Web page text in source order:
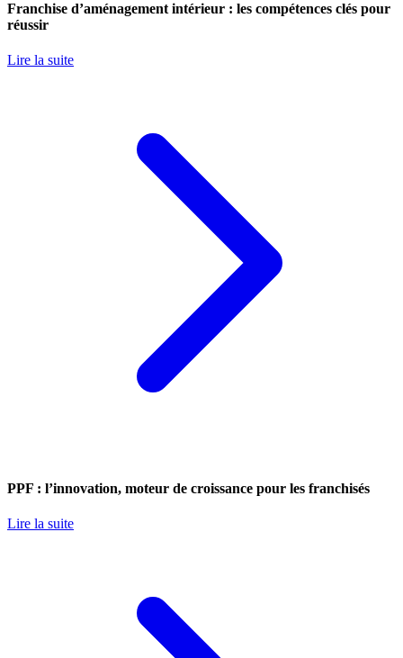
Franchise d’aménagement intérieur : les compétences clés pour
réussir
Lire la suite
PPF : l’innovation, moteur de croissance pour les franchisés
Lire la suite